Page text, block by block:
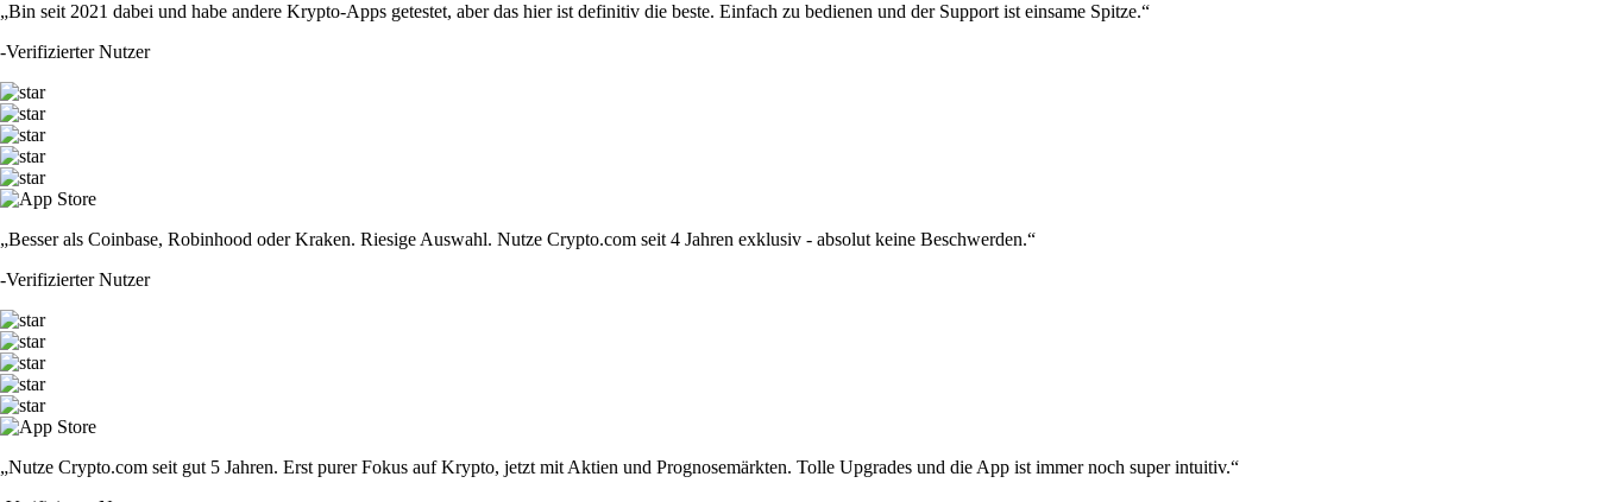
„Bin seit 2021 dabei und habe andere Krypto-Apps getestet, aber das hier ist definitiv die beste. Einfach zu bedienen und der Support ist einsame Spitze.“
-Verifizierter Nutzer
„Besser als Coinbase, Robinhood oder Kraken. Riesige Auswahl. Nutze Crypto.com seit 4 Jahren exklusiv - absolut keine Beschwerden.“
-Verifizierter Nutzer
„Nutze Crypto.com seit gut 5 Jahren. Erst purer Fokus auf Krypto, jetzt mit Aktien und Prognosemärkten. Tolle Upgrades und die App ist immer noch super intuitiv.“